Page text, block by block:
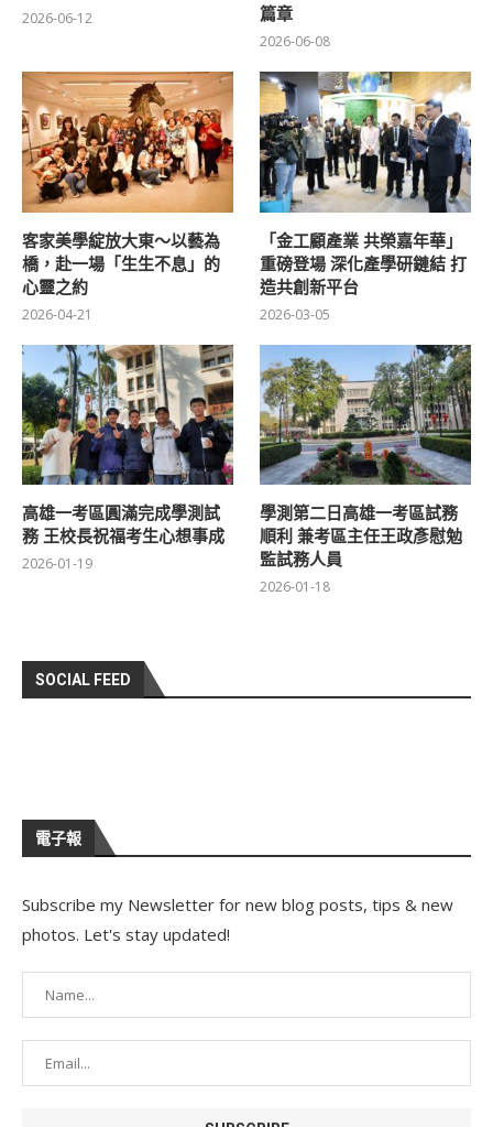
2026-06-12
篇章
2026-06-08
客家美學綻放大東～以藝為
橋，赴一場「生生不息」的
心靈之約
2026-04-21
「金工顧產業 共榮嘉年華」
重磅登場 深化產學研鏈結 打
造共創新平台
2026-03-05
高雄一考區圓滿完成學測試
務 王校長祝福考生心想事成
2026-01-19
學測第二日高雄一考區試務
順利 兼考區主任王政彥慰勉
監試務人員
2026-01-18
SOCIAL FEED
電子報
Subscribe my Newsletter for new blog posts, tips & new
photos. Let's stay updated!